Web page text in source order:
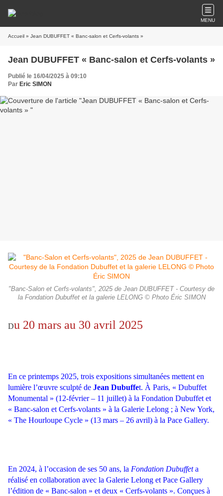
MENU
Accueil » Jean DUBUFFET « Banc-salon et Cerfs-volants »
Jean DUBUFFET « Banc-salon et Cerfs-volants »
Publié le 16/04/2025 à 09:10
Par Eric SIMON
"Banc-Salon et Cerfs-volants", 2025 de Jean DUBUFFET - Courtesy de
la Fondation Dubuffet et la galerie LELONG © Photo Éric SIMON
Du 20 mars au 30 avril 2025
En ce printemps 2025, trois expositions simultanées mettent en
lumière l’œuvre sculpté de Jean Dubuffet. À Paris, « Dubuffet
Monumental » (12-février – 11 juillet) à la Fondation Dubuffet et
« Banc-salon et Cerfs-volants » à la Galerie Lelong ; à New York,
« The Hourloupe Cycle » (13 mars – 26 avril) à la Pace Gallery.
En 2024, à l’occasion de ses 50 ans, la Fondation Dubuffeta
réalisé en collaboration avec la Galerie Lelong et Pace Gallery
l’édition de « Banc-salon » et deux « Cerfs-volants ». Conçues à